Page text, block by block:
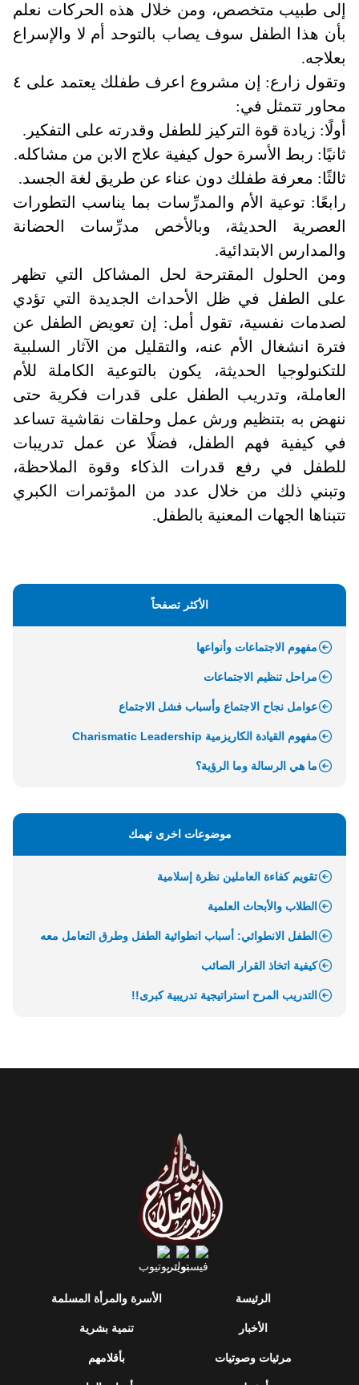
إلى طبيب متخصص، ومن خلال هذه الحركات نعلم
بأن هذا الطفل سوف يصاب بالتوحد أم لا والإسراع
بعلاجه.
وتقول زارع: إن مشروع اعرف طفلك يعتمد على ٤
محاور تتمثل في:
أولًا: زيادة قوة التركيز للطفل وقدرته على التفكير .
ثانيًا: ربط الأسرة حول كيفية علاج الابن من مشاكله.
ثالثًا: معرفة طفلك دون عناء عن طريق لغة الجسد.
رابعًا: توعية الأم والمدرِّسات بما يناسب التطورات
العصرية الحديثة، وبالأخص مدرِّسات الحضانة
والمدارس الابتدائية.
ومن الحلول المقترحة لحل المشاكل التي تظهر
على الطفل في ظل الأحداث الجديدة التي تؤدي
لصدمات نفسية، تقول أمل: إن تعويض الطفل عن
فترة انشغال الأم عنه، والتقليل من الآثار السلبية
للتكنولوجيا الحديثة، يكون بالتوعية الكاملة للأم
العاملة، وتدريب الطفل على قدرات فكرية حتى
ننهض به بتنظيم ورش عمل وحلقات نقاشية تساعد
في كيفية فهم الطفل، فضلًا عن عمل تدريبات
للطفل في رفع قدرات الذكاء وقوة الملاحظة،
وتبني ذلك من خلال عدد من المؤتمرات الكبري
تتبناها الجهات المعنية بالطفل.
الأكثر تصفحاً
مفهوم الاجتماعات وأنواعها
مراحل تنظيم الاجتماعات
عوامل نجاح الاجتماع وأسباب فشل الاجتماع
مفهوم القيادة الكاريزمية Charismatic Leadership
ما هي الرسالة وما الرؤية؟
موضوعات اخرى تهمك
تقويم كفاءة العاملين نظرة إسلامية
الطلاب والأبحاث العلمية
الطفل الانطوائي: أسباب انطوائية الطفل وطرق التعامل معه
كيفية اتخاذ القرار الصائب
التدريب المرح استراتيجية تدريبية كبرى!!
الرئيسة
الأخبار
مرئيات وصوتيات
الأسرة والمرأة المسلمة
تنمية بشرية
بأقلامهم